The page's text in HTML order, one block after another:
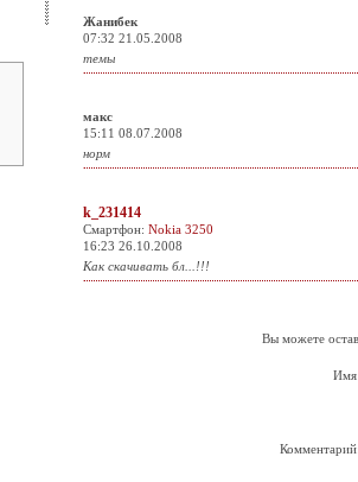
Жанибек
07:32 21.05.2008
темы
макс
15:11 08.07.2008
норм
k_231414
Смартфон: Nokia 3250
16:23 26.10.2008
Как скачивать бл...!!!
Вы можете